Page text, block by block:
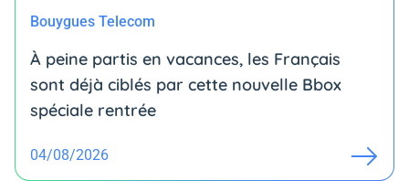
Bouygues Telecom
À peine partis en vacances, les Français
sont déjà ciblés par cette nouvelle Bbox
spéciale rentrée
04/08/2026